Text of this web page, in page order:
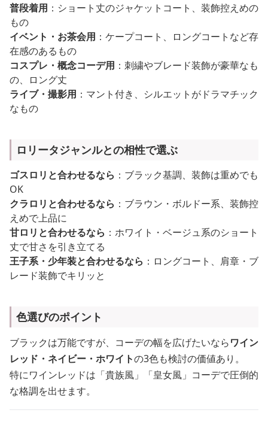
普段着用 ：ショート丈のジャケットコート、装飾控えめの
もの
イベント・お茶会用 ：ケープコート、ロングコートなど存
在感のあるもの
コスプレ・概念コーデ用 ：刺繍やブレード装飾が豪華なも
の、ロング丈
ライブ・撮影用 ：マント付き、シルエットがドラマチック
なもの
ロリータジャンルとの相性で選ぶ
ゴスロリと合わせるなら ：ブラック基調、装飾は重めでも
OK
クラロリと合わせるなら ：ブラウン・ボルドー系、装飾控
えめで上品に
甘ロリと合わせるなら ：ホワイト・ベージュ系のショート
丈で甘さを引き立てる
王子系・少年装と合わせるなら ：ロングコート、肩章・ブ
レード装飾でキリッと
色選びのポイント
ブラックは万能ですが、コーデの幅を広げたいならワイン
レッド・ネイビー・ホワイトの3色も検討の価値あり。
特にワインレッドは「貴族風」「皇女風」コーデで圧倒的
な格調を出せます。